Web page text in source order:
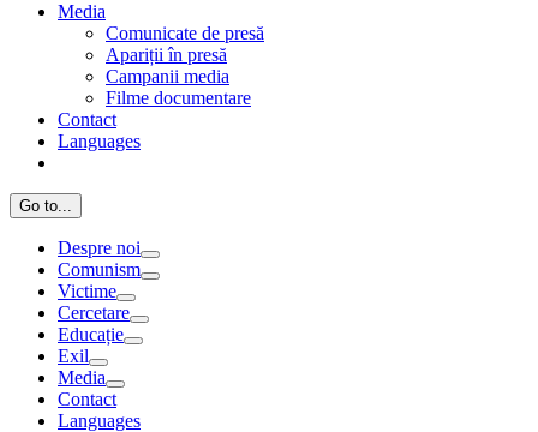
Media
Comunicate de presă
Apariții în presă
Campanii media
Filme documentare
Contact
Languages
Go to...
Despre noi
Comunism
Victime
Cercetare
Educație
Exil
Media
Contact
Languages